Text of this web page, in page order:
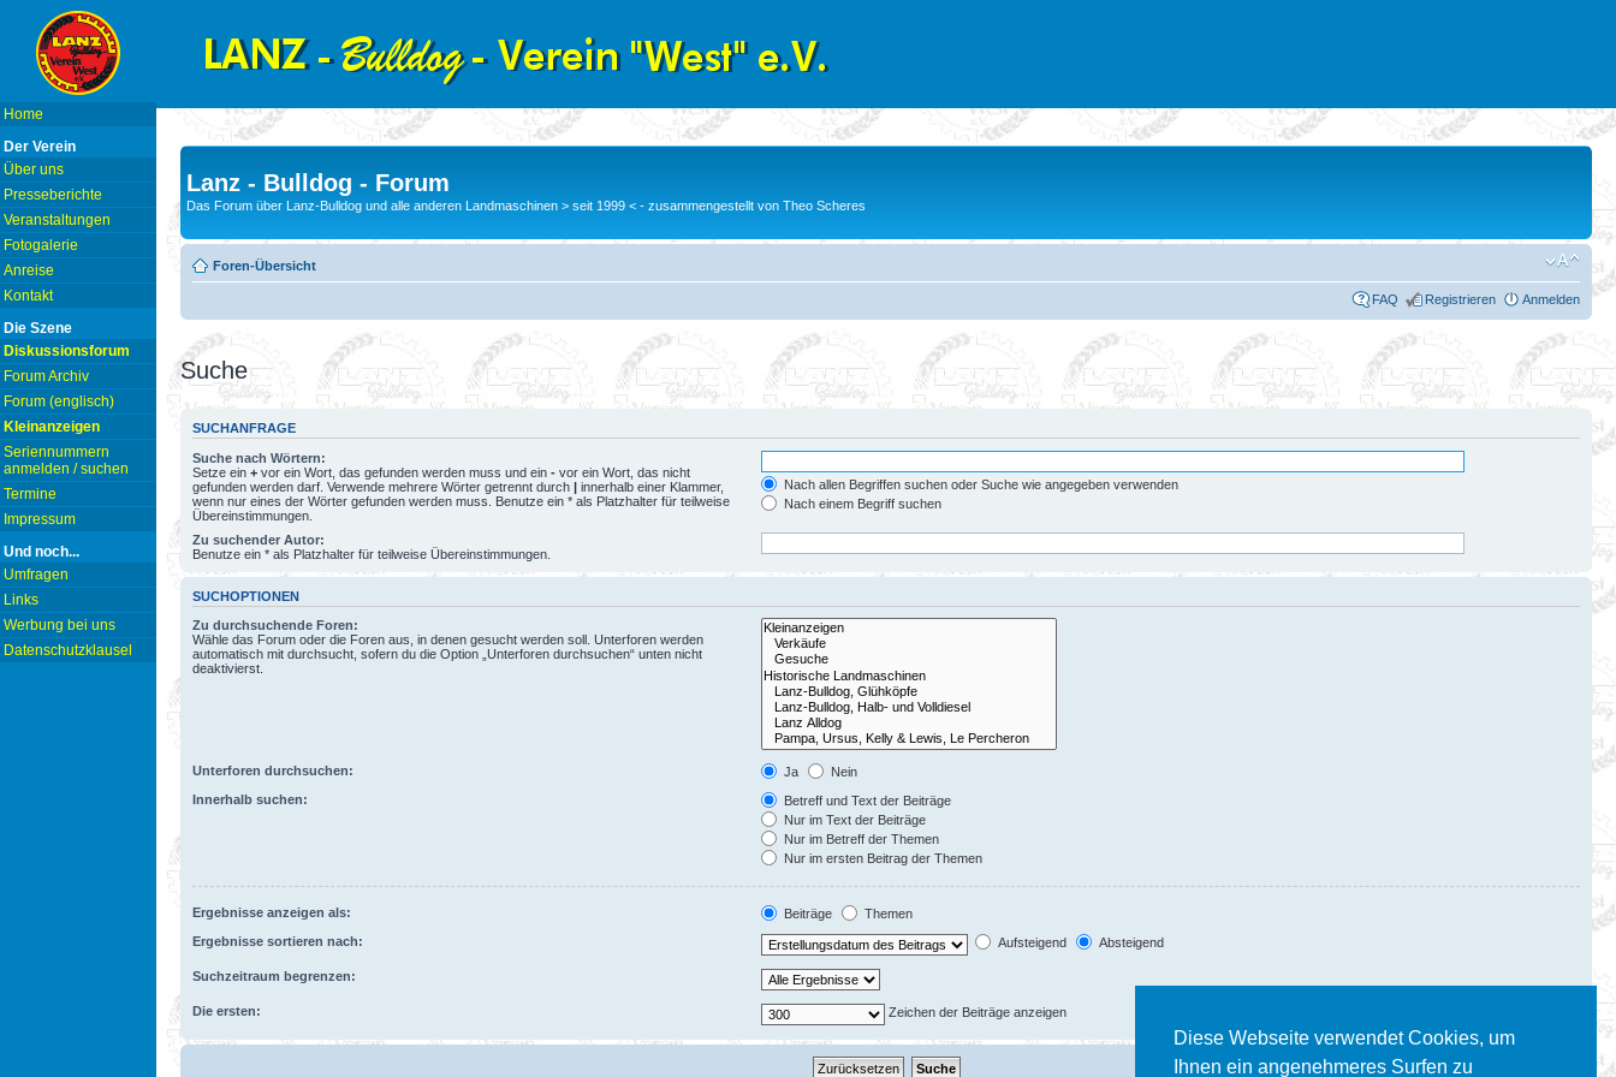
Diese Webseite verwendet Cookies, um
Ihnen ein angenehmeres Surfen zu
Home
Der Verein
Über uns
Presseberichte
Veranstaltungen
Fotogalerie
Anreise
Kontakt
Die Szene
Diskussionsforum
Forum Archiv
Forum (englisch)
Kleinanzeigen
Seriennummern
anmelden / suchen
Termine
Impressum
Und noch...
Umfragen
Links
Werbung bei uns
Datenschutzklausel
Lanz - Bulldog - Forum
Das Forum über Lanz-Bulldog und alle anderen Landmaschinen > seit 1999 < - zusammengestellt von Theo Scheres
Foren-Übersicht
FAQ Registrieren Anmelden
Suche
SUCHANFRAGE
Suche nach Wörtern:
Setze ein + vor ein Wort, das gefunden werden muss und ein - vor ein Wort, das nicht
gefunden werden darf. Verwende mehrere Wörter getrennt durch | innerhalb einer Klammer,
wenn nur eines der Wörter gefunden werden muss. Benutze ein * als Platzhalter für teilweise
Übereinstimmungen.
Nach allen Begriffen suchen oder Suche wie angegeben verwenden
Nach einem Begriff suchen
Zu suchender Autor:
Benutze ein * als Platzhalter für teilweise Übereinstimmungen.
SUCHOPTIONEN
Zu durchsuchende Foren:
Wähle das Forum oder die Foren aus, in denen gesucht werden soll. Unterforen werden
automatisch mit durchsucht, sofern du die Option „Unterforen durchsuchen“ unten nicht
deaktivierst.
Unterforen durchsuchen: Ja
Nein
Innerhalb suchen:
Betreff und Text der Beiträge
Nur im Text der Beiträge
Nur im Betreff der Themen
Nur im ersten Beitrag der Themen
Ergebnisse anzeigen als: Beiträge
Themen
Ergebnisse sortieren nach:
Aufsteigend Absteigend
Suchzeitraum begrenzen:
Die ersten: Zeichen der Beiträge anzeigen